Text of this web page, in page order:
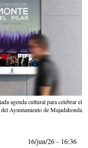
agenda cultural para celebrar el
Ayuntamiento de Majadahonda
16/jun/26 - 16:36